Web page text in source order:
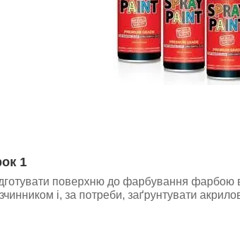
1
поверхню до фарбування фарбою
і, за потреби, заґрунтувати